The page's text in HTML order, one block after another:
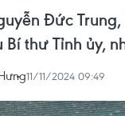
Đức
Bí thư Tỉnh ủy,
11/11/2024 09:49